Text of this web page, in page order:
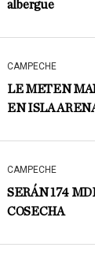
albergue
CAMPECHE
LE METEN
EN ISLA
CAMPECHE
SERÁN 174
COSECHA